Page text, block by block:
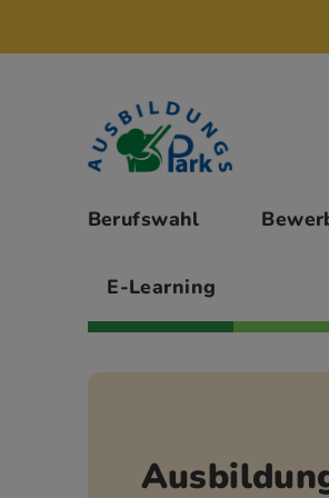
Berufswahl
E-Learning